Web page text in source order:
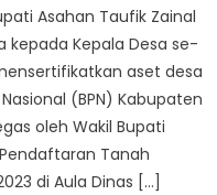
Asahan Taufik Zainal
kepada Kepala Desa se-
aset desa
(BPN) Kabupaten
oleh Wakil Bupati
Tanah
di Aula Dinas […]